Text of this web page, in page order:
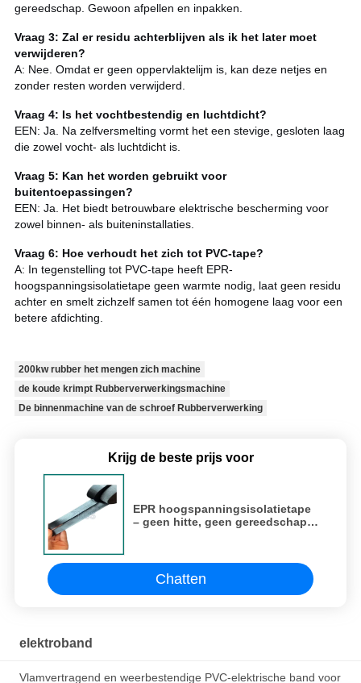
gereedschap. Gewoon afpellen en inpakken.
Vraag 3: Zal ​​er residu achterblijven als ik het later moet
verwijderen?
A: Nee. Omdat er geen oppervlaktelijm is, kan deze netjes en
zonder resten worden verwijderd.
Vraag 4: Is het vochtbestendig en luchtdicht?
EEN: Ja. Na zelfversmelting vormt het een stevige, gesloten laag
die zowel vocht- als luchtdicht is.
Vraag 5: Kan het worden gebruikt voor
buitentoepassingen?
EEN: Ja. Het biedt betrouwbare elektrische bescherming voor
zowel binnen- als buiteninstallaties.
Vraag 6: Hoe verhoudt het zich tot PVC-tape?
A: In tegenstelling tot PVC-tape heeft EPR-
hoogspanningsisolatietape geen warmte nodig, laat geen residu
achter en smelt zichzelf samen tot één homogene laag voor een
betere afdichting.
200kw rubber het mengen zich machine
de koude krimpt Rubberverwerkingsmachine
De binnenmachine van de schroef Rubberverwerking
Krijg de beste prijs voor
EPR hoogspanningsisolatietape
– geen hitte, geen gereedschap,
Chatten
elektroband
Vlamvertragend en weerbestendige PVC-elektrische band voor